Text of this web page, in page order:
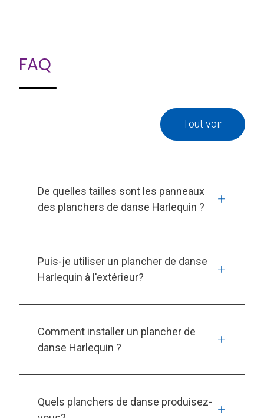
FAQ
Tout voir
De quelles tailles sont les panneaux
des planchers de danse Harlequin ?
Puis-je utiliser un plancher de danse
Harlequin à l'extérieur?
Comment installer un plancher de
danse Harlequin ?
Quels planchers de danse produisez-